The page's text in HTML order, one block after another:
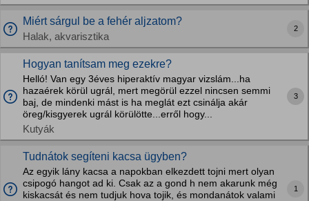
Miért sárgul be a fehér aljzatom?
Halak, akvarisztika
2
Hogyan tanítsam meg ezekre?
Helló! Van egy 3éves hiperaktív magyar vizslám...ha
hazaérek körül ugrál, mert megörül ezzel nincsen semmi
baj, de mindenki mást is ha meglát ezt csinálja akár
öreg/kisgyerek ugrál körülötte...erről hogy...
Kutyák
3
Tudnátok segíteni kacsa ügyben?
Az egyik lány kacsa a napokban elkezdett tojni mert olyan
csipogó hangot ad ki. Csak az a gond h nem akarunk még
kiskacsát és nem tudjuk hova tojik, és mondanátok valami
1